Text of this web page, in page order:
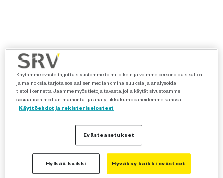
Käytämme evästeitä, jotta sivustomme toimii oikein ja voimme personoida sisältöä
ja mainoksia, tarjota sosiaalisen median ominaisuuksia ja analysoida
tietoliikennettä. Jaamme myös tietoja tavasta, jolla käytät sivustoamme
sosiaalisen median, mainonta- ja analytiikkakumppaneidemme kanssa.
Käyttöehdot ja rekisteriselosteet
Evästeasetukset
Hylkää kaikki Hyväksy kaikki evästeet